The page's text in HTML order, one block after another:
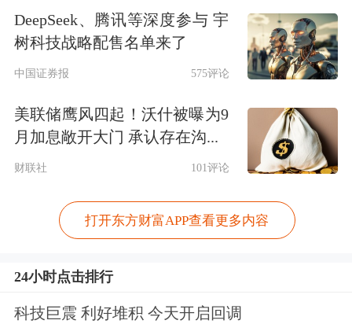
家），2025年12月进一步升至593家
近年来，随着代销图谱的不断完善，行
业渗透率与市场覆盖面不断扩大，理财
公司拓展行外代销速度变缓，渠道下沉
是当下的主要趋势，各家都在积极同农
商行和农信社等机构合作，这些机构深
耕县域赛道，是服务当地客户的主力。
DeepSeek、腾讯等深度参与 宇
树科技战略配售名单来了
中国证券报 575评论
美联储鹰风四起！沃什被曝为9
月加息敞开大门 承认存在沟...
财联社 101评论
打开东方财富APP查看更多内容
24小时点击排行
科技巨震 利好堆积 今天开启回调